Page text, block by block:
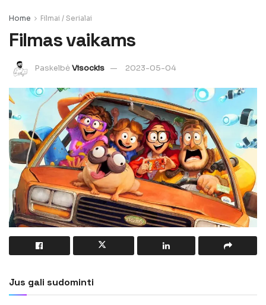
Home Filmai / Serialai
Filmas vaikams
PaskelbėVisockis 2023-05-04
Jus gali sudominti